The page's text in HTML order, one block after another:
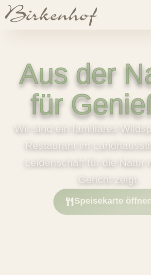
Aus der
für
Wir sind ein familiäres
Restaurant im
Leidenschaft für die Natur
Gericht zeigt.
Speisekarte